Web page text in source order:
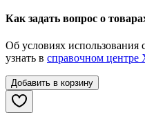
Как задать вопрос о
Об условиях
узнать в справочном центре
Добавить в корзину